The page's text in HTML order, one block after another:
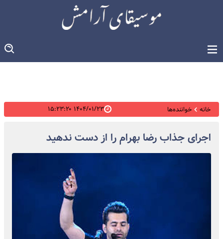
خانه خواننده‌ها ۱۴۰۴/۰۱/۲۳ ۱۵:۲۳:۲۰
اجرای جذاب رضا بهرام را از دست ندهید